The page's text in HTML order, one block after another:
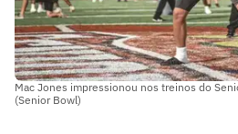
Mac Jones impressionou nos treinos do
(Senior Bowl)